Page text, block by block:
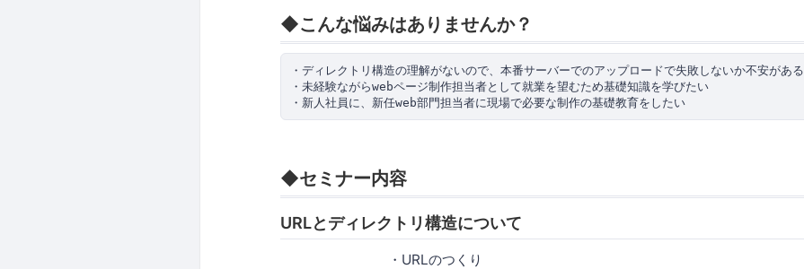
◆こんな悩みはありませんか？
・ディレクトリ構造の理解がないので、本番サーバーでのアップロードで失敗しないか不安がある
・未経験ながらwebページ制作担当者として就業を望むため基礎知識を学びたい
・新人社員に、新任web部門担当者に現場で必要な制作の基礎教育をしたい
◆セミナー内容
URLとディレクトリ構造について
・URLのつくり